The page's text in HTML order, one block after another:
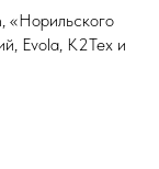
«Норильского
Evola, К2Тех и